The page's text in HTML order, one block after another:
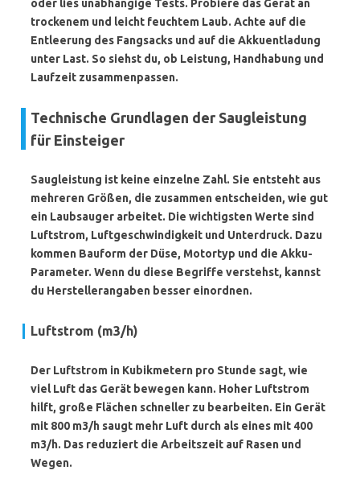
oder lies unabhängige Tests. Probiere das Gerät an
trockenem und leicht feuchtem Laub. Achte auf die
Entleerung des Fangsacks und auf die Akkuentladung
unter Last. So siehst du, ob Leistung, Handhabung und
Laufzeit zusammenpassen.
Technische Grundlagen der Saugleistung
für Einsteiger
Saugleistung ist keine einzelne Zahl. Sie entsteht aus
mehreren Größen, die zusammen entscheiden, wie gut
ein Laubsauger arbeitet. Die wichtigsten Werte sind
Luftstrom, Luftgeschwindigkeit und Unterdruck. Dazu
kommen Bauform der Düse, Motortyp und die Akku-
Parameter. Wenn du diese Begriffe verstehst, kannst
du Herstellerangaben besser einordnen.
Luftstrom (m3/h)
Der Luftstrom in Kubikmetern pro Stunde sagt, wie
viel Luft das Gerät bewegen kann. Hoher Luftstrom
hilft, große Flächen schneller zu bearbeiten. Ein Gerät
mit 800 m3/h saugt mehr Luft durch als eines mit 400
m3/h. Das reduziert die Arbeitszeit auf Rasen und
Wegen.